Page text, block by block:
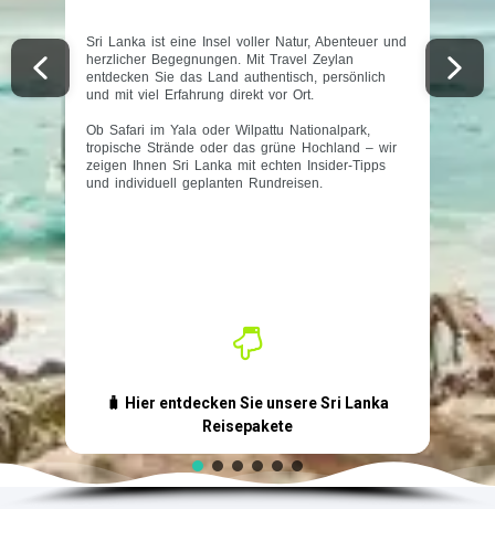
Sri Lanka ist eine Insel voller Natur, Abenteuer und
herzlicher Begegnungen. Mit Travel Zeylan
entdecken Sie das Land authentisch, persönlich
und mit viel Erfahrung direkt vor Ort.
Ob Safari im Yala oder Wilpattu Nationalpark,
tropische Strände oder das grüne Hochland – wir
zeigen Ihnen Sri Lanka mit echten Insider-Tipps
und individuell geplanten Rundreisen.
🧳 Hier entdecken Sie unsere Sri Lanka
Reisepakete